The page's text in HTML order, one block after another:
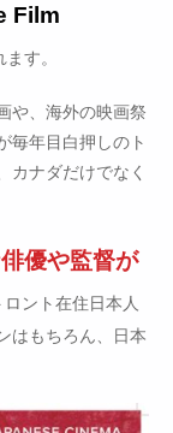
Film
す。
や、海外の映画祭
毎年目白押しのト
カナダだけでなく
優や監督が
ント在住日本人
はもちろん、日本